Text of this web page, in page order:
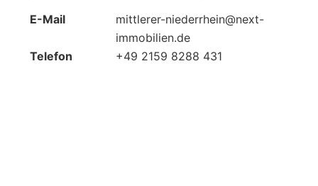
E-Mail
mittlerer-niederrhein@next-
immobilien.de
Telefon
+49 2159 8288 431